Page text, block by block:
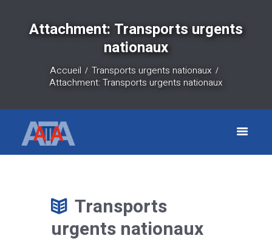
Attachment: Transports urgents
nationaux
Accueil
Transports urgents nationaux
Attachment: Transports urgents nationaux
Transports
urgents nationaux